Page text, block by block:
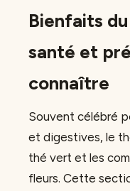
Bienfaits
santé et
connaître
Souvent célébré
et digestives, le
thé vert et les
fleurs. Cette